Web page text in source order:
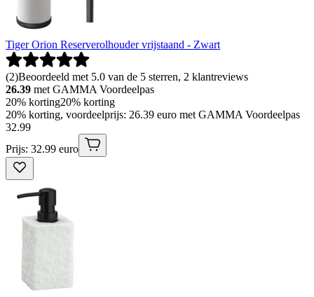
Tiger Orion Reserverolhouder vrijstaand - Zwart
(2)Beoordeeld met 5.0 van de 5 sterren, 2 klantreviews
26.39 met GAMMA Voordeelpas
20% korting20% korting
20% korting, voordeelprijs: 26.39 euro met GAMMA Voordeelpas
32.99
Prijs: 32.99 euro